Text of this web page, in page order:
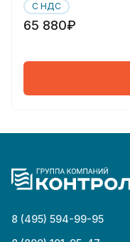
С НДС
65 880₽
8 (495) 594-99-95